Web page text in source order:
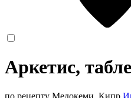
Аркетис,
по рецепту Медокеми, Кипр